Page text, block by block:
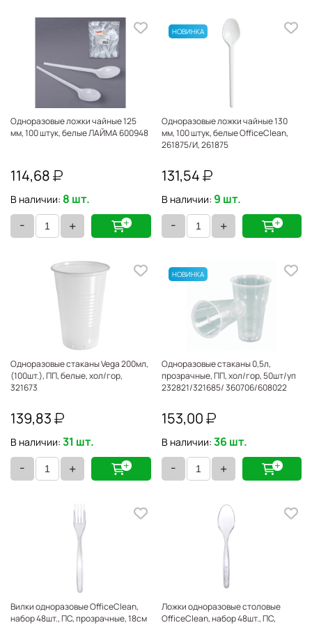
Одноразовые ложки чайные 125
мм, 100 штук, белые ЛАЙМА 600948
114,68
В наличии: 8 шт.
- +
Одноразовые ложки чайные 130
мм, 100 штук, белые OfficeClean,
261875/И, 261875
131,54
В наличии: 9 шт.
- +
Одноразовые стаканы Vega 200мл,
(100шт.), ПП, белые, хол/гор,
321673
139,83
В наличии: 31 шт.
- +
Одноразовые стаканы 0,5л,
прозрачные, ПП, хол/гор, 50шт/уп
232821/321685/ 360706/608022
153,00
В наличии: 36 шт.
- +
Вилки одноразовые OfficeClean,
набор 48шт., ПС, прозрачные, 18см
Ложки одноразовые столовые
OfficeClean, набор 48шт., ПС,